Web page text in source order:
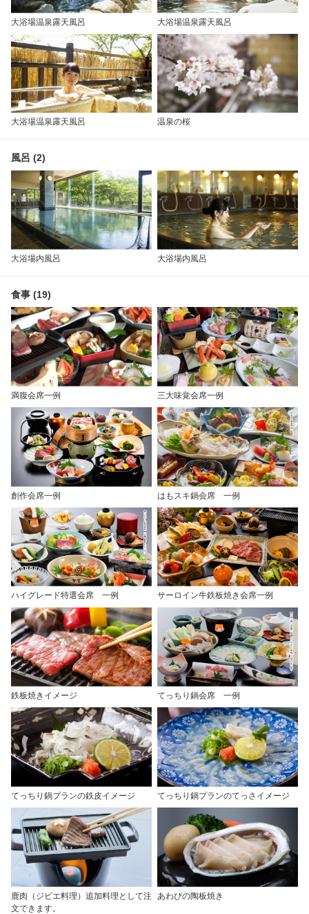
大浴場温泉露天風呂 大浴場温泉露天風呂
大浴場温泉露天風呂 温泉の桜
風呂 (2)
大浴場内風呂 大浴場内風呂
食事 (19)
満腹会席一例 三大味覚会席一例
創作会席一例 はもスキ鍋会席 一例
ハイグレード特選会席 一例 サーロイン牛鉄板焼き会席一例
鉄板焼きイメージ てっちり鍋会席 一例
てっちり鍋プランの鉄皮イメージ てっちり鍋プランのてっさイメージ
鹿肉（ジビエ料理）追加料理として注
文できます。
あわびの陶板焼き